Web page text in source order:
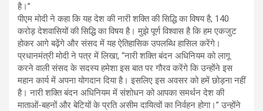
है।”
पीएम मोदी ने कहा कि यह देश की नारी शक्ति की सिद्धि का विषय है, 140
करोड़ देशवासियों की सिद्धि का विषय है। मुझे पूर्ण विश्वास है कि हम एकजुट
होकर आगे बढ़ेंगे और संसद में यह ऐतिहासिक उपलब्धि हासिल करेंगे।
प्रधानमंत्री मोदी ने पत्र में लिखा, “नारी शक्ति बंदन अधिनियम को लागू
करने वाली संसद के सदस्य हमेशा इस बात पर गौरव करेंगे कि उन्होंने इस
महान कार्य में अपना योगदान दिया है। इसलिए इस अवसर को हमें छोड़ना नहीं
है। नारी शक्ति बंदन अधिनियम में संशोधन को आपका समर्थन देश की
माताओं-बहनों और बेटियों के प्रति असीम दायित्वों का निर्वहन होगा।” उन्होंने